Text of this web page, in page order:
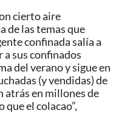
cierto aire
de las temas que
confinada salía a
sus confinados
del verano y sigue en
(y vendidas) de
atrás en millones de
que el colacao”,